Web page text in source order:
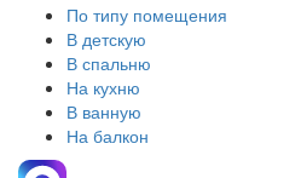
По типу помещения
В детскую
В спальню
На кухню
В ванную
На балкон